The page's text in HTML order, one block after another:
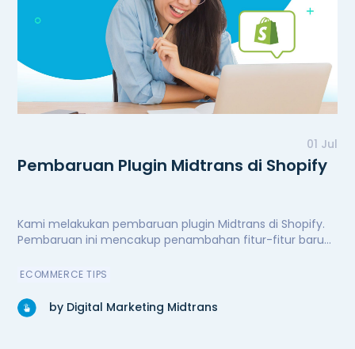
01 Jul
Pembaruan Plugin Midtrans di Shopify
Kami melakukan pembaruan plugin Midtrans di Shopify.
Pembaruan ini mencakup penambahan fitur-fitur baru
peningkatan performa secara signifikan, serta perbaikan
ECOMMERCE TIPS
by Digital Marketing Midtrans